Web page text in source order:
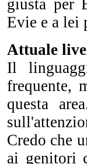
giusta per
Evie e a lei
Attuale
Il
frequente,
questa
Credo che
ai genitori